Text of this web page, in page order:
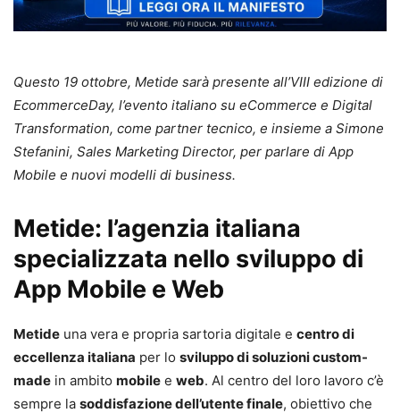
Questo 19 ottobre, Metide sarà presente all’VIII edizione di
EcommerceDay, l’evento italiano su eCommerce e Digital
Transformation, come partner tecnico, e insieme a Simone
Stefanini, Sales Marketing Director, per parlare di App
Mobile e nuovi modelli di business.
Metide: l’agenzia italiana
specializzata nello sviluppo di
App Mobile e Web
Metide una vera e propria sartoria digitale e centro di
eccellenza italiana per lo sviluppo di soluzioni custom-
made in ambito mobile e web. Al centro del loro lavoro c’è
sempre la soddisfazione dell’utente finale, obiettivo che